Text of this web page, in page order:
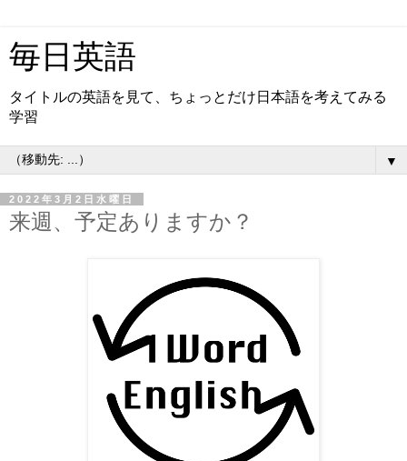
毎日英語
タイトルの英語を見て、ちょっとだけ日本語を考えてみる
学習
▼
2022年3月2日水曜日
来週、予定ありますか？